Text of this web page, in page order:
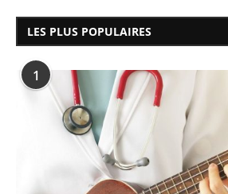
LES PLUS POPULAIRES
1